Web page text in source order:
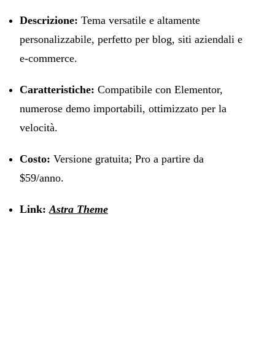
Descrizione: Tema versatile e altamente
personalizzabile, perfetto per blog, siti aziendali e
e-commerce.
Caratteristiche: Compatibile con Elementor,
numerose demo importabili, ottimizzato per la
velocità.
Costo: Versione gratuita; Pro a partire da
$59/anno.
Link: Astra Theme